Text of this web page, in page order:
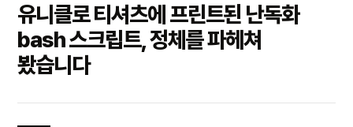
유니클로 티셔츠에 프린트된 난독화
bash 스크립트, 정체를 파헤쳐
봤습니다